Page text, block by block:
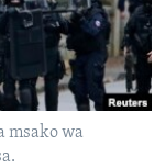
msako wa